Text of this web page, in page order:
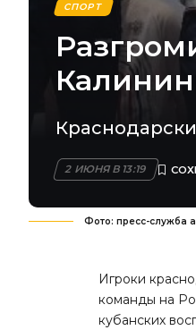
СПОРТ
2 ИЮНЯ В 13:19
Фото: пресс-служба
Игроки
команды на
кубанских